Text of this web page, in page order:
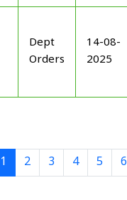
Dept
Orders
14-08-
2025
1 2 3 4 5 6